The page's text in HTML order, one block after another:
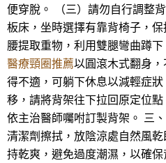
便穿脫。 （三）請勿自行調整
板床，坐時選擇有靠背椅子，
腰提取重物，利用雙腿彎曲蹲下
醫療頸圈推薦以圓滾木式翻身
得不適，可躺下休息以減輕症
移，請將背架往下拉回原定位
依主治醫師囑咐訂製背架。 三
清潔劑擦拭，放陰涼處自然風
持乾爽，避免過度潮濕，以確